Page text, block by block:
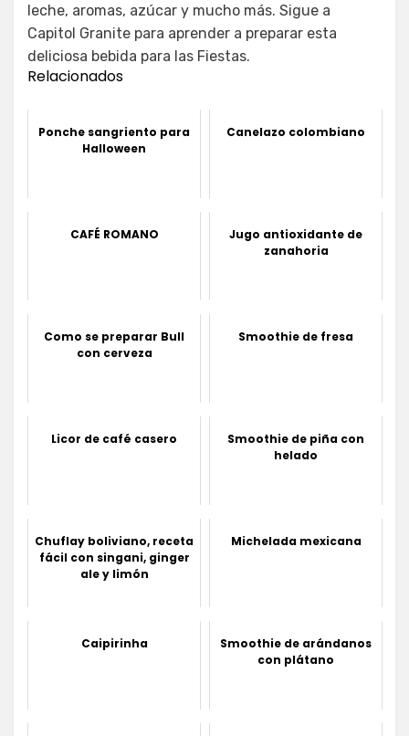
leche, aromas, azúcar y mucho más. Sigue a
Capitol Granite para aprender a preparar esta
deliciosa bebida para las Fiestas.
Relacionados
Ponche sangriento para
Halloween
Canelazo colombiano
CAFÉ ROMANO
Jugo antioxidante de
zanahoria
Como se preparar Bull
con cerveza
Smoothie de fresa
Licor de café casero
Smoothie de piña con
helado
Chuflay boliviano, receta
fácil con singani, ginger
ale y limón
Michelada mexicana
Caipirinha
Smoothie de arándanos
con plátano